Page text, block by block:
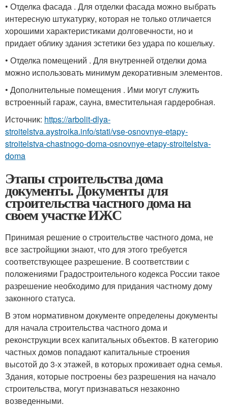
• Отделка фасада . Для отделки фасада можно выбрать
интересную штукатурку, которая не только отличается
хорошими характеристиками долговечности, но и
придает облику здания эстетики без удара по кошельку.
• Отделка помещений . Для внутренней отделки дома
можно использовать минимум декоративным элементов.
• Дополнительные помещения . Ими могут служить
встроенный гараж, сауна, вместительная гардеробная.
Источник: https://arbolit-dlya-
stroitelstva.aystroika.info/stati/vse-osnovnye-etapy-
stroitelstva-chastnogo-doma-osnovnye-etapy-stroitelstva-
doma
Этапы строительства дома
документы. Документы для
строительства частного дома на
своем участке ИЖС
Принимая решение о строительстве частного дома, не
все застройщики знают, что для этого требуется
соответствующее разрешение. В соответствии с
положениями Градостроительного кодекса России такое
разрешение необходимо для придания частному дому
законного статуса.
В этом нормативном документе определены документы
для начала строительства частного дома и
реконструкции всех капитальных объектов. В категорию
частных домов попадают капитальные строения
высотой до 3-х этажей, в которых проживает одна семья.
Здания, которые построены без разрешения на начало
строительства, могут признаваться незаконно
возведенными.